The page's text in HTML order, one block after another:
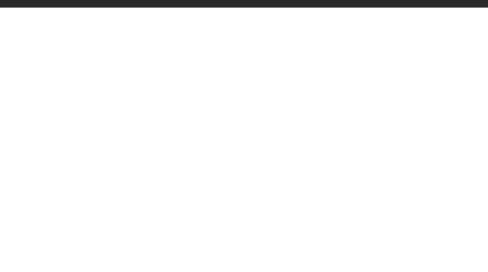
このコンテンツは掲載が終了しました | LINE占い